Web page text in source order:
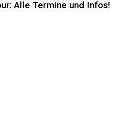
Alle Termine und Infos!